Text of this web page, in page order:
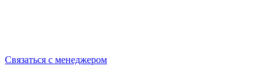
Связаться с менеджером